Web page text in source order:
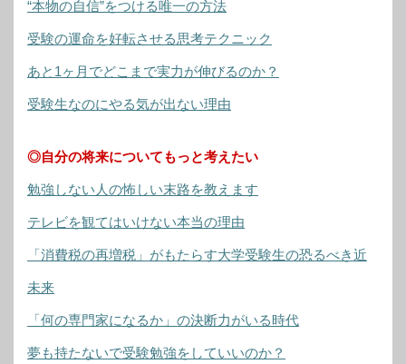
“本物の自信”をつける唯一の方法
受験の運命を好転させる思考テクニック
あと1ヶ月でどこまで実力が伸びるのか？
受験生なのにやる気が出ない理由
◎自分の将来についてもっと考えたい
勉強しない人の怖しい末路を教えます
テレビを観てはいけない本当の理由
「消費税の再増税」がもたらす大学受験生の恐るべき近
未来
「何の専門家になるか」の決断力がいる時代
夢も持たないで受験勉強をしていいのか？